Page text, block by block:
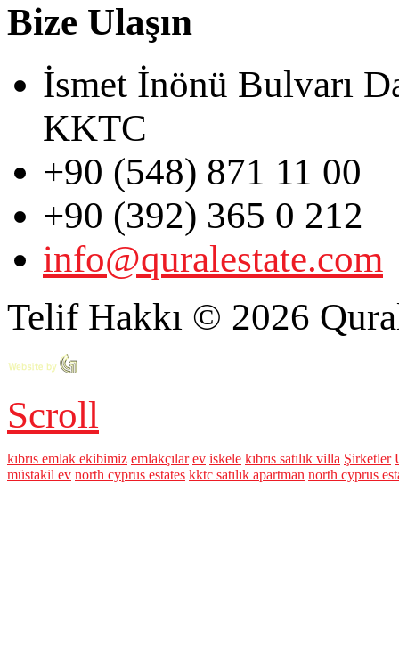
Bize Ulaşın
İsmet İnönü Bulvarı
KKTC
+90 (548) 871 11 00
+90 (392) 365 0 212
info@quralestate.com
Telif Hakkı © 2026
Scroll
kıbrıs emlak ekibimiz emlakçılar ev iskele kıbrıs satılık villa Şirketler
müstakil ev north cyprus estates kktc satılık apartman north cyprus